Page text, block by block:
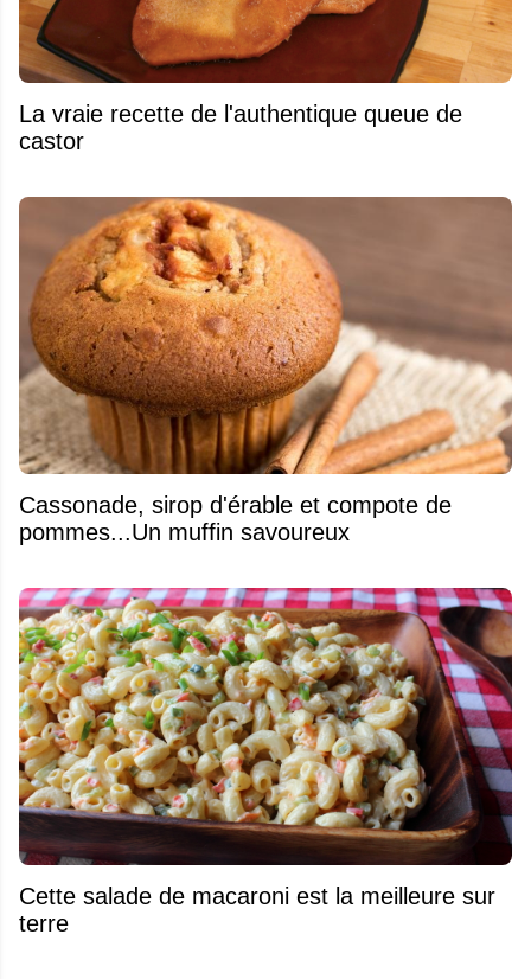
La vraie recette de l'authentique queue de
castor
​Cassonade, sirop d'érable et compote de
pommes...Un muffin savoureux
Cette salade de macaroni est la meilleure sur
terre